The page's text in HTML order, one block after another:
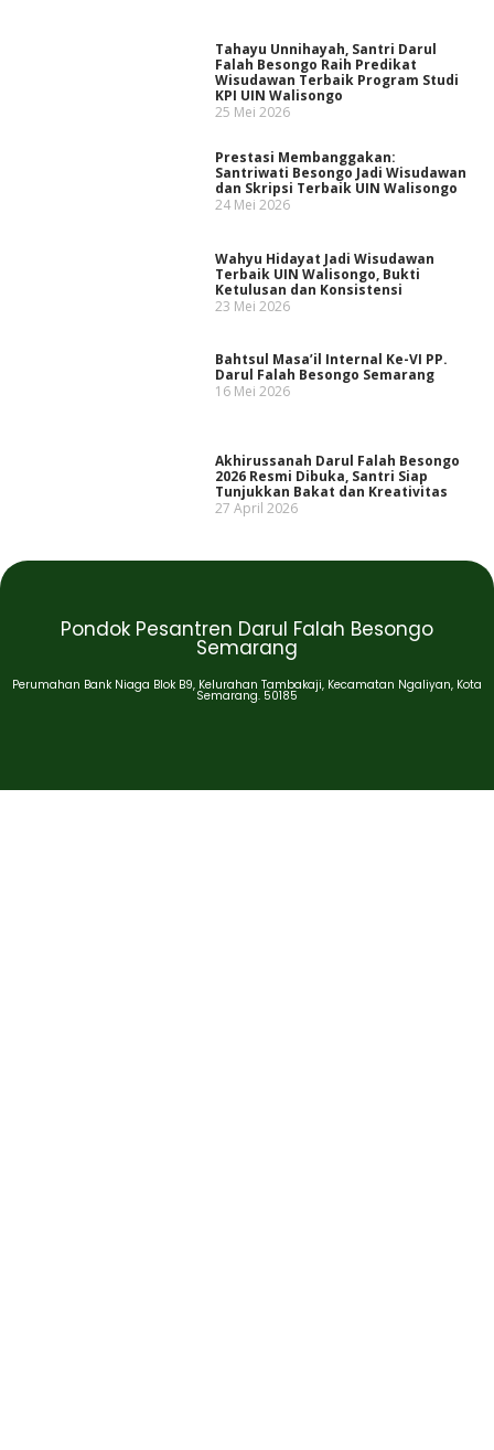
Tahayu Unnihayah, Santri Darul
Falah Besongo Raih Predikat
Wisudawan Terbaik Program Studi
KPI UIN Walisongo
25 Mei 2026
Prestasi Membanggakan:
Santriwati Besongo Jadi Wisudawan
dan Skripsi Terbaik UIN Walisongo
24 Mei 2026
Wahyu Hidayat Jadi Wisudawan
Terbaik UIN Walisongo, Bukti
Ketulusan dan Konsistensi
23 Mei 2026
Bahtsul Masa’il Internal Ke-VI PP.
Darul Falah Besongo Semarang
16 Mei 2026
Akhirussanah Darul Falah Besongo
2026 Resmi Dibuka, Santri Siap
Tunjukkan Bakat dan Kreativitas
27 April 2026
Pondok Pesantren Darul Falah Besongo
Semarang
Perumahan Bank Niaga Blok B9, Kelurahan Tambakaji, Kecamatan Ngaliyan, Kota
Semarang. 50185